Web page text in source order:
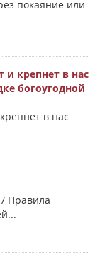
покаяние или
и крепнет в нас
богоугодной
в нас
Правила